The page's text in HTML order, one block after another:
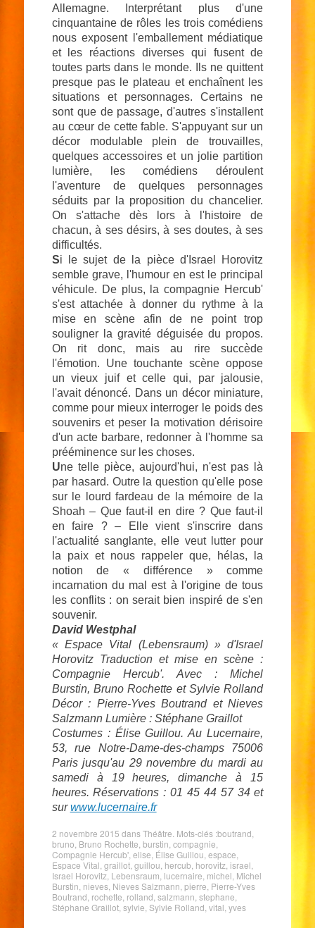
Allemagne. Interprétant plus d'une
cinquantaine de rôles les trois comédiens
nous exposent l'emballement médiatique
et les réactions diverses qui fusent de
toutes parts dans le monde. Ils ne quittent
presque pas le plateau et enchaînent les
situations et personnages. Certains ne
sont que de passage, d'autres s'installent
au cœur de cette fable. S'appuyant sur un
décor modulable plein de trouvailles,
quelques accessoires et un jolie partition
lumière, les comédiens déroulent
l'aventure de quelques personnages
séduits par la proposition du chancelier.
On s'attache dès lors à l'histoire de
chacun, à ses désirs, à ses doutes, à ses
difficultés.
Si le sujet de la pièce d'Israel Horovitz
semble grave, l'humour en est le principal
véhicule. De plus, la compagnie Hercub'
s'est attachée à donner du rythme à la
mise en scène afin de ne point trop
souligner la gravité déguisée du propos.
On rit donc, mais au rire succède
l'émotion. Une touchante scène oppose
un vieux juif et celle qui, par jalousie,
l'avait dénoncé. Dans un décor miniature,
comme pour mieux interroger le poids des
souvenirs et peser la motivation dérisoire
d'un acte barbare, redonner à l'homme sa
prééminence sur les choses.
Une telle pièce, aujourd'hui, n'est pas là
par hasard. Outre la question qu'elle pose
sur le lourd fardeau de la mémoire de la
Shoah – Que faut-il en dire ? Que faut-il
en faire ? – Elle vient s'inscrire dans
l'actualité sanglante, elle veut lutter pour
la paix et nous rappeler que, hélas, la
notion de « différence » comme
incarnation du mal est à l'origine de tous
les conflits : on serait bien inspiré de s'en
souvenir.
David Westphal
« Espace Vital (Lebensraum) » d'Israel
Horovitz Traduction et mise en scène :
Compagnie Hercub'. Avec : Michel
Burstin, Bruno Rochette et Sylvie Rolland
Décor : Pierre-Yves Boutrand et Nieves
Salzmann Lumière : Stéphane Graillot
Costumes : Élise Guillou. Au Lucernaire,
53, rue Notre-Dame-des-champs 75006
Paris jusqu'au 29 novembre du mardi au
samedi à 19 heures, dimanche à 15
heures. Réservations : 01 45 44 57 34 et
surwww.lucernaire.fr
2 novembre 2015 dansThéâtre . Mots-clés :boutrand
bruno Bruno Rochette burstin compagnie
Compagnie Hercub', elise Élise Guillou espace
Espace Vital graillot, guillou hercub horovitz, israel
Israel Horovitz, Lebensraum lucernaire michel Michel
Burstin nieves, Nieves Salzmann pierre Pierre-Yves
Boutrand rochette rolland salzmann stephane
Stéphane Graillot, sylvie Sylvie Rolland vital yves